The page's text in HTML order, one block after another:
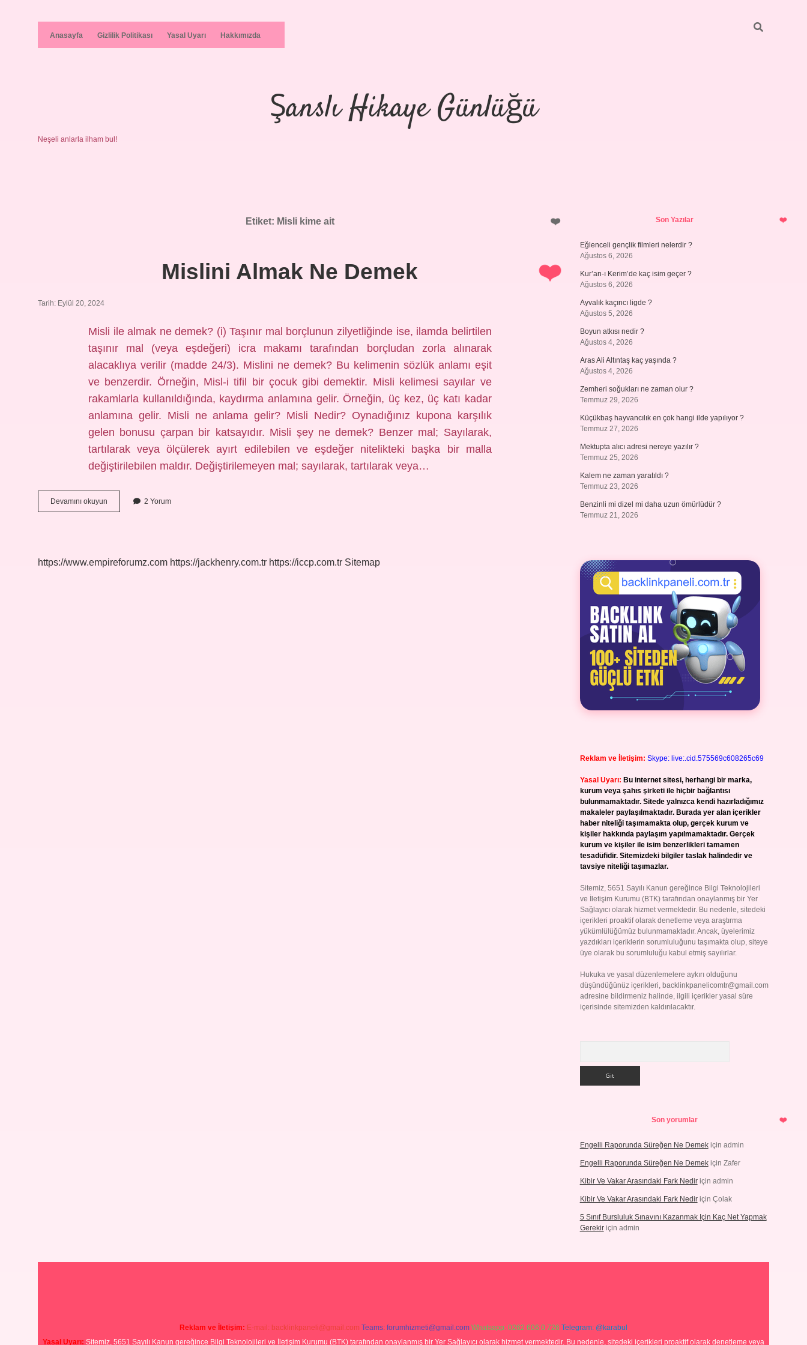
Anasayfa Gizlilik Politikası Yasal Uyarı Hakkımızda
Şanslı Hikaye Günlüğü
Neşeli anlarla ilham bul!
Etiket: Misli kime ait
Mislini Almak Ne Demek
Tarih: Eylül 20, 2024
Misli ile almak ne demek? (i) Taşınır mal borçlunun zilyetliğinde ise, ilamda belirtilen
taşınır mal (veya eşdeğeri) icra makamı tarafından borçludan zorla alınarak
alacaklıya verilir (madde 24/3). Mislini ne demek? Bu kelimenin sözlük anlamı eşit
ve benzerdir. Örneğin, Misl-i tifil bir çocuk gibi demektir. Misli kelimesi sayılar ve
rakamlarla kullanıldığında, kaydırma anlamına gelir. Örneğin, üç kez, üç katı kadar
anlamına gelir. Misli ne anlama gelir? Misli Nedir? Oynadığınız kupona karşılık
gelen bonusu çarpan bir katsayıdır. Misli şey ne demek? Benzer mal; Sayılarak,
tartılarak veya ölçülerek ayırt edilebilen ve eşdeğer nitelikteki başka bir malla
değiştirilebilen maldır. Değiştirilemeyen mal; sayılarak, tartılarak veya…
Devamını okuyun
Almak
2 Yorum
https://www.empireforumz.com https://jackhenry.com.tr https://iccp.com.tr Sitemap
SidebarSon Yazılar
Eğlenceli gençlik filmleri nelerdir ?
Ağustos 6, 2026
Kur’an-ı Kerim’de kaç isim geçer ?
Ağustos 6, 2026
Ayvalık kaçıncı ligde ?
Ağustos 5, 2026
Boyun atkısı nedir ?
Ağustos 4, 2026
Aras Ali Altıntaş kaç yaşında ?
Ağustos 4, 2026
Zemheri soğukları ne zaman olur ?
Temmuz 29, 2026
Küçükbaş hayvancılık en çok hangi ilde yapılıyor ?
Temmuz 27, 2026
Mektupta alıcı adresi nereye yazılır ?
Temmuz 25, 2026
Kalem ne zaman yaratıldı ?
Temmuz 23, 2026
Benzinli mi dizel mi daha uzun ömürlüdür ?
Temmuz 21, 2026
Reklam ve İletişim: Skype: live:.cid.575569c608265c69
Yasal Uyarı: Bu internet sitesi, herhangi bir marka,
kurum veya şahıs şirketi ile hiçbir bağlantısı
bulunmamaktadır. Sitede yalnızca kendi hazırladığımız
makaleler paylaşılmaktadır. Burada yer alan içerikler
haber niteliği taşımamakta olup, gerçek kurum ve
kişiler hakkında paylaşım yapılmamaktadır. Gerçek
kurum ve kişiler ile isim benzerlikleri tamamen
tesadüfidir. Sitemizdeki bilgiler taslak halindedir ve
tavsiye niteliği taşımazlar.
Sitemiz, 5651 Sayılı Kanun gereğince Bilgi Teknolojileri
ve İletişim Kurumu (BTK) tarafından onaylanmış bir Yer
Sağlayıcı olarak hizmet vermektedir. Bu nedenle, sitedeki
içerikleri proaktif olarak denetleme veya araştırma
yükümlülüğümüz bulunmamaktadır. Ancak, üyelerimiz
yazdıkları içeriklerin sorumluluğunu taşımakta olup, siteye
üye olarak bu sorumluluğu kabul etmiş sayılırlar.
Hukuka ve yasal düzenlemelere aykırı olduğunu
düşündüğünüz içerikleri, backlinkpanelicomtr@gmail.com
adresine bildirmeniz halinde, ilgili içerikler yasal süre
içerisinde sitemizden kaldırılacaktır.
Son yorumlar
Engelli Raporunda Süreğen Ne Demekiçin admin
Engelli Raporunda Süreğen Ne Demekiçin Zafer
Kibir Ve Vakar Arasındaki Fark Nediriçin admin
Kibir Ve Vakar Arasındaki Fark Nediriçin Çolak
5 Sınıf Bursluluk Sınavını Kazanmak Için Kaç Net Yapmak
Gerekiriçin admin
Reklam ve İletişim: E-mail: backlinkpaneli@gmail.com Teams: forumhizmeti@gmail.com Whatsapp: 0262 606 0 726 Telegram: @karabul
Yasal Uyarı: Sitemiz, 5651 Sayılı Kanun gereğince Bilgi Teknolojileri ve İletişim Kurumu (BTK) tarafından onaylanmış bir Yer Sağlayıcı olarak hizmet vermektedir. Bu nedenle, sitedeki içerikleri proaktif olarak denetleme veya